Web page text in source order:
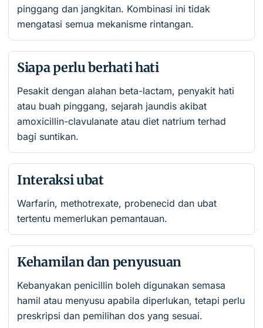
pinggang dan jangkitan. Kombinasi ini tidak
mengatasi semua mekanisme rintangan.
Siapa perlu berhati hati
Pesakit dengan alahan beta-lactam, penyakit hati
atau buah pinggang, sejarah jaundis akibat
amoxicillin-clavulanate atau diet natrium terhad
bagi suntikan.
Interaksi ubat
Warfarin, methotrexate, probenecid dan ubat
tertentu memerlukan pemantauan.
Kehamilan dan penyusuan
Kebanyakan penicillin boleh digunakan semasa
hamil atau menyusu apabila diperlukan, tetapi perlu
preskripsi dan pemilihan dos yang sesuai.